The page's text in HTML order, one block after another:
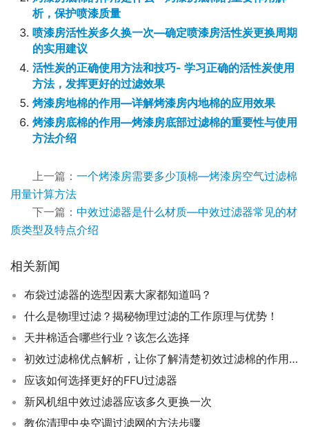
析，保护喷漆质量
喷漆房活性炭多久换一次—确定喷漆房活性炭更换周期
的实用建议
活性炭的正确使用方法和技巧- 学习正确的活性炭使用
方法，发挥更好的过滤效果
烤漆房地棉的作用—详解烤漆房内地棉的应用效果
烤漆房底棉的作用—烤漆房底部过滤棉的重要性与使用
方法介绍
上一篇： 一个烤漆房需要多少顶棉—烤漆房空气过滤棉
用量计算方法
下一篇： 中效过滤器是什么材质—中效过滤器常见的材
质类型及特点介绍
相关新闻
布袋过滤器的选型因素大家都知道吗？
什么是物理过滤？揭秘物理过滤的工作原理与优势！
天井棉适合哪些行业？该怎么选择
初效过滤棉优点解析，让你了解清楚初效过滤棉的作用！
应该如何选择更好的FFU过滤器
新风机组中效过滤器应该多久更换一次
教你清理中央空调过滤网的方法步骤